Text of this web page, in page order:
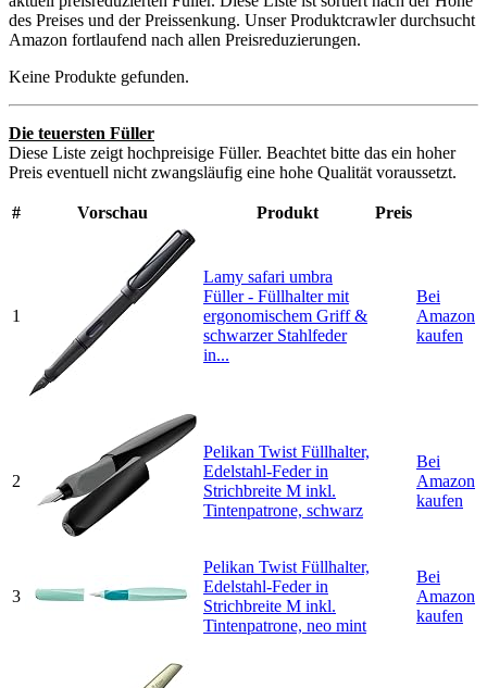
des Preises und der Preissenkung. Unser Produktcrawler durchsucht
Amazon fortlaufend nach allen Preisreduzierungen.
Keine Produkte gefunden.
Die teuersten Füller
Diese Liste zeigt hochpreisige Füller. Beachtet bitte das ein hoher
Preis eventuell nicht zwangsläufig eine hohe Qualität voraussetzt.
# Vorschau Produkt Preis
1
Lamy safari umbra
Füller - Füllhalter mit
ergonomischem Griff &
schwarzer Stahlfeder
in...
Bei
Amazon
kaufen
2
Pelikan Twist Füllhalter,
Edelstahl-Feder in
Strichbreite M inkl.
Tintenpatrone, schwarz
Bei
Amazon
kaufen
3
Pelikan Twist Füllhalter,
Edelstahl-Feder in
Strichbreite M inkl.
Tintenpatrone, neo mint
Bei
Amazon
kaufen